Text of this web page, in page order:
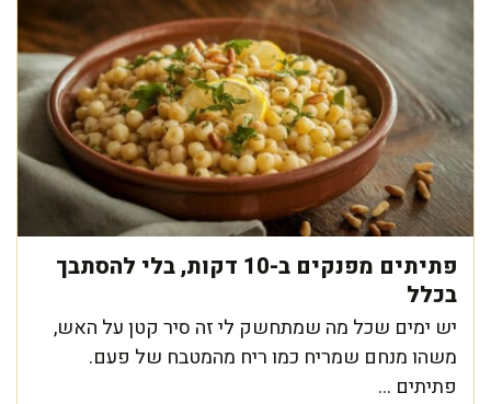
פתיתים מפנקים ב-10 דקות, בלי להסתבך
בכלל
יש ימים שכל מה שמתחשק לי זה סיר קטן על האש,
משהו מנחם שמריח כמו ריח מהמטבח של פעם.
פתיתים ...